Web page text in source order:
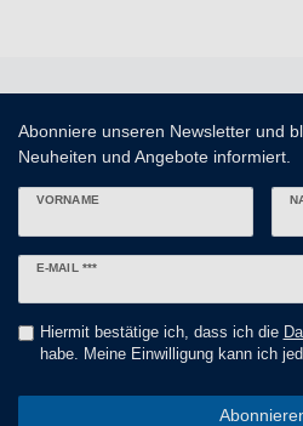
Abonniere unseren Newsletter und
Neuheiten und Angebote informiert.
VORNAME
E-MAIL ***
Newsletter
Hiermit bestätige ich, dass ich die
habe. Meine Einwilligung kann ich